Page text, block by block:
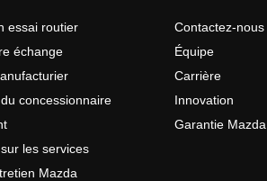
essai routier
échange
concessionnaire
les services
Mazda
Contactez-nous
Équipe
Carrière
Innovation
Garantie Mazda